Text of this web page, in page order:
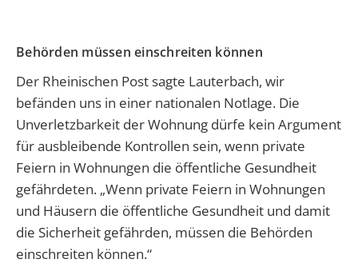
Behörden müssen einschreiten können
Der Rheinischen Post sagte Lauterbach, wir
befänden uns in einer nationalen Notlage. Die
Unverletzbarkeit der Wohnung dürfe kein Argument
für ausbleibende Kontrollen sein, wenn private
Feiern in Wohnungen die öffentliche Gesundheit
gefährdeten. „Wenn private Feiern in Wohnungen
und Häusern die öffentliche Gesundheit und damit
die Sicherheit gefährden, müssen die Behörden
einschreiten können.“